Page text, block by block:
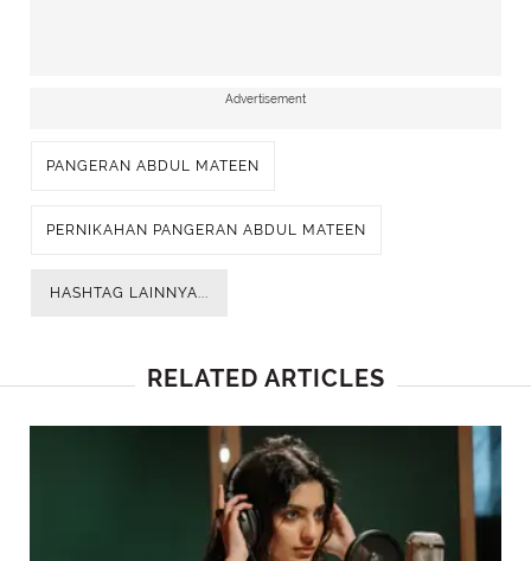
Advertisement
PANGERAN ABDUL MATEEN
PERNIKAHAN PANGERAN ABDUL MATEEN
HASHTAG LAINNYA...
RELATED ARTICLES